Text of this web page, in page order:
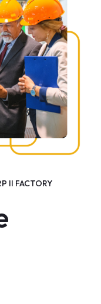
II FACTORY